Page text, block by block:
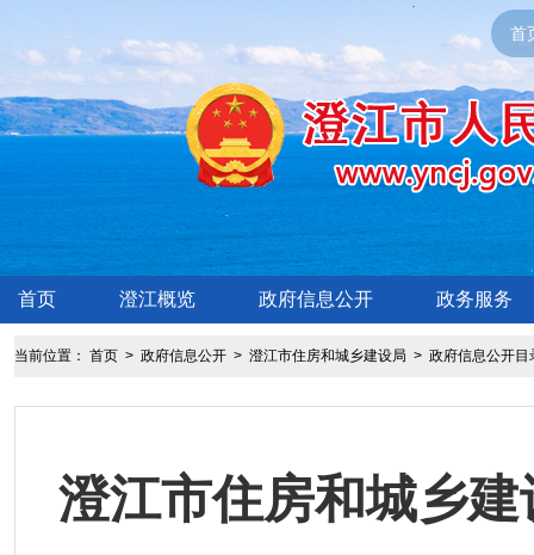
首
首页 澄江概览 政府信息公开 政务服务
当前位置： 首页> 政府信息公开> 澄江市住房和城乡建设局 > 政府信息公开目
澄江市住房和城乡